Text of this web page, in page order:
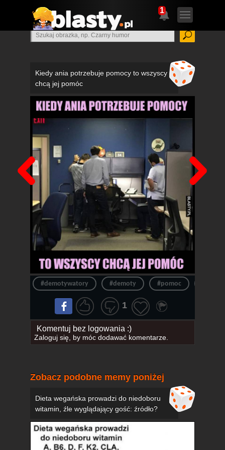
1
Kiedy ania potrzebuje pomocy to wszyscy
chcą jej pomóc
Poprzedni
#demotywatory #demoty #pomoc
1
Komentuj bez logowania :)
Zaloguj się, by móc dodawać komentarze.
Zobacz podobne memy poniżej
Dieta wegańska prowadzi do niedoboru
witamin, źle wyglądający gość: źródło?